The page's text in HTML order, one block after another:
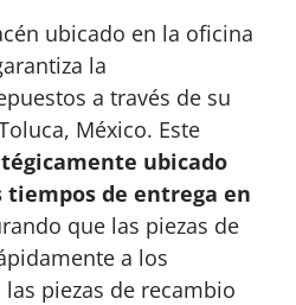
ubicado en la oficina
la
a través de su
México. Este
ubicado
de entrega en
que las piezas de
a los
piezas de recambio